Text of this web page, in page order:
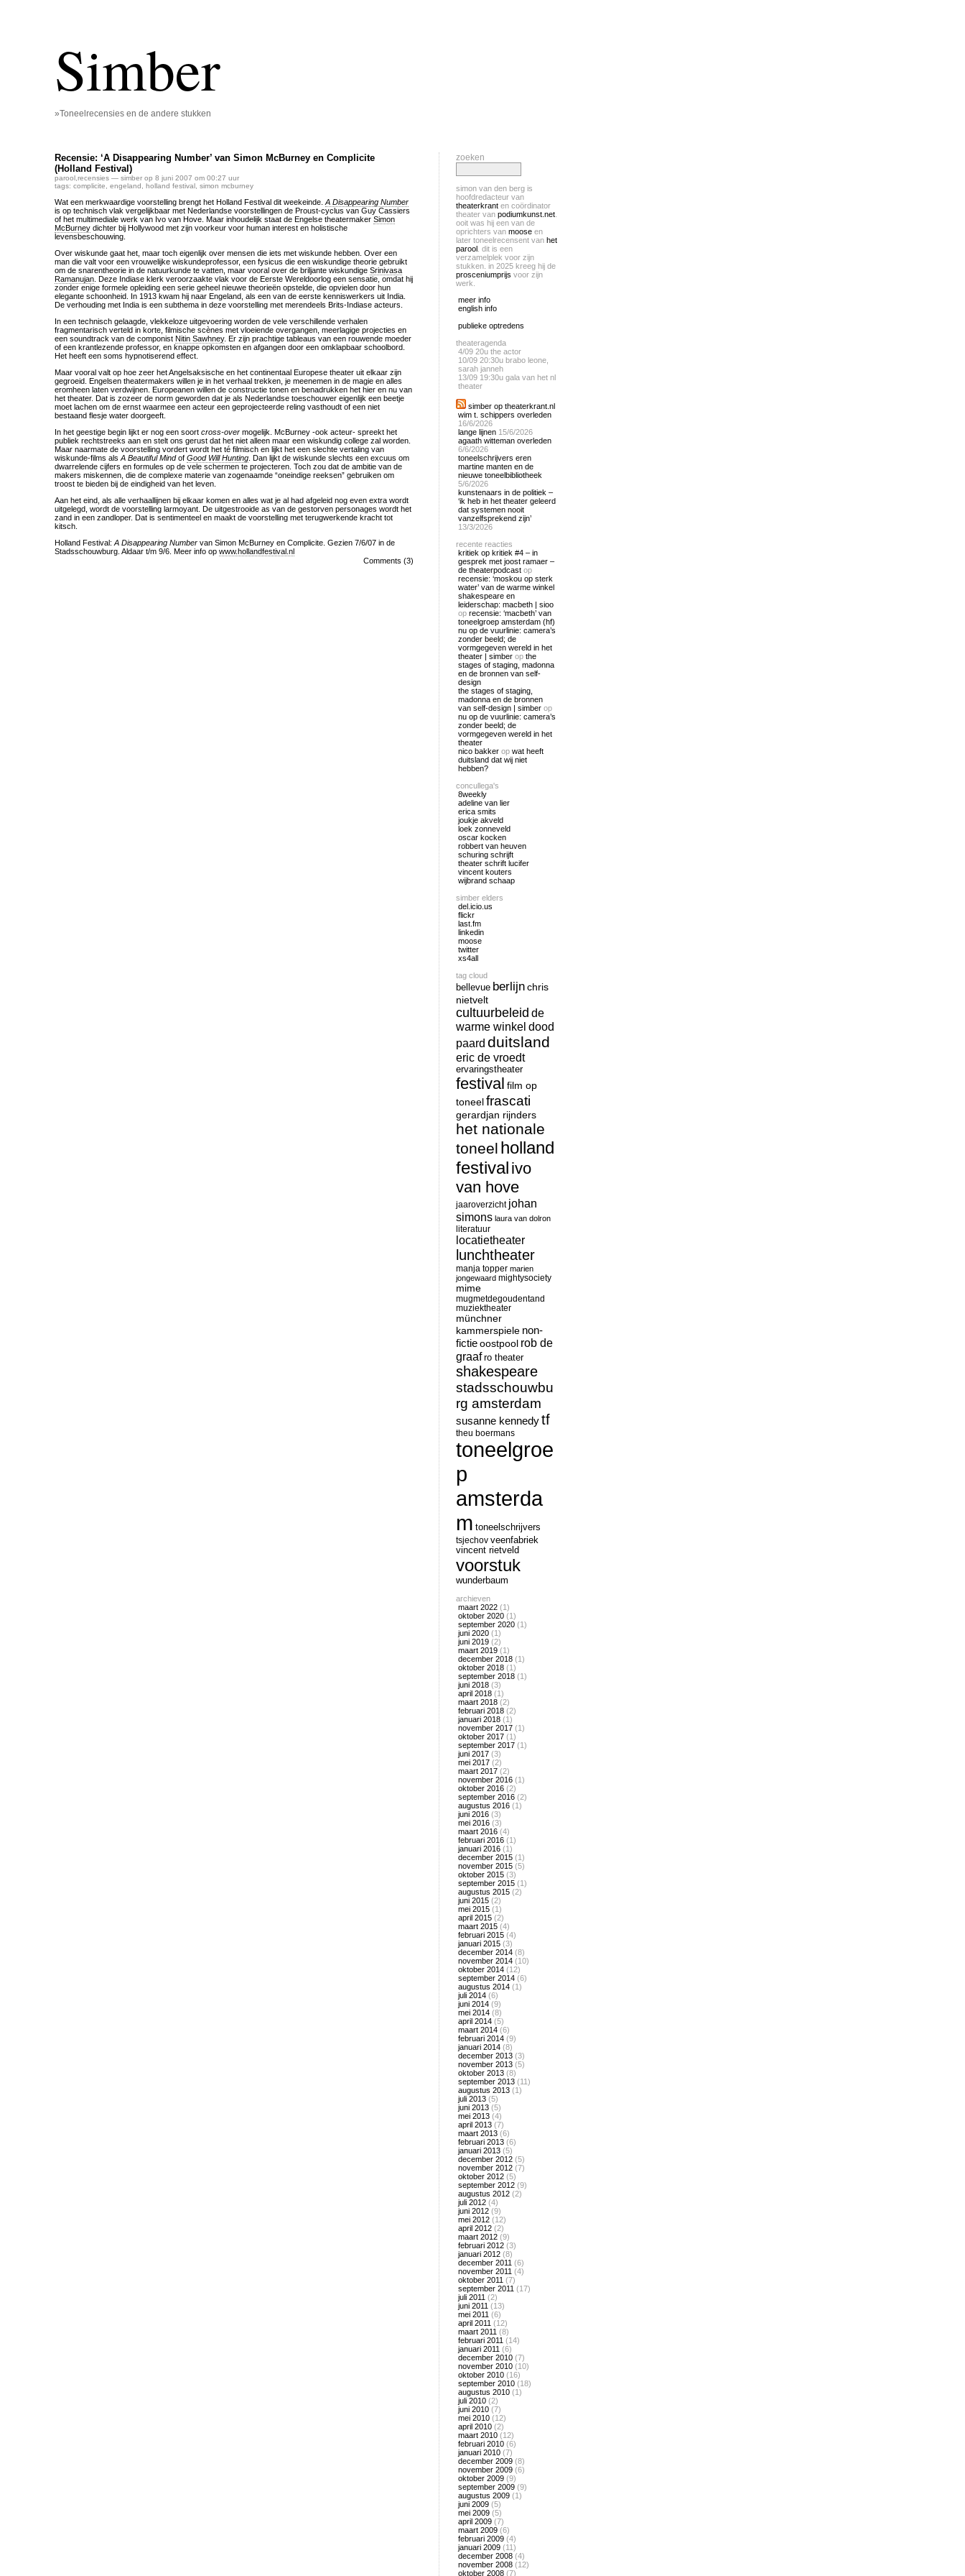
Simber
»Toneelrecensies en de andere stukken
Recensie: ‘A Disappearing Number’ van Simon McBurney en Complicite
(Holland Festival)
parool recensies — simber op 8 juni 2007 om 00:27 uur
tags: complicite engeland holland festival simon mcburney
Wat een merkwaardige voorstelling brengt het Holland Festival dit weekeinde. A Disappearing Number
is op technisch vlak vergelijkbaar met Nederlandse voorstellingen de Proust-cyclus van Guy Cassiers
of het multimediale werk van Ivo van Hove. Maar inhoudelijk staat de Engelse theatermaker Simon
McBurney dichter bij Hollywood met zijn voorkeur voor human interest en holistische
levensbeschouwing.
Over wiskunde gaat het, maar toch eigenlijk over mensen die iets met wiskunde hebben. Over een
man die valt voor een vrouwelijke wiskundeprofessor, een fysicus die een wiskundige theorie gebruikt
om de snarentheorie in de natuurkunde te vatten, maar vooral over de briljante wiskundige Srinivasa
Ramanujan . Deze Indiase klerk veroorzaakte vlak voor de Eerste Wereldoorlog een sensatie, omdat hij
zonder enige formele opleiding een serie geheel nieuwe theorieën opstelde, die opvielen door hun
elegante schoonheid. In 1913 kwam hij naar Engeland, als een van de eerste kenniswerkers uit India.
De verhouding met India is een subthema in deze voorstelling met merendeels Brits-Indiase acteurs.
In een technisch gelaagde, vlekkeloze uitgevoering worden de vele verschillende verhalen
fragmentarisch verteld in korte, filmische scènes met vloeiende overgangen, meerlagige projecties en
een soundtrack van de componist Nitin Sawhney. Er zijn prachtige tableaus van een rouwende moeder
of een krantlezende professor, en knappe opkomsten en afgangen door een omklapbaar schoolbord.
Het heeft een soms hypnotiserend effect.
Maar vooral valt op hoe zeer het Angelsaksische en het continentaal Europese theater uit elkaar zijn
gegroeid. Engelsen theatermakers willen je in het verhaal trekken, je meenemen in de magie en alles
eromheen laten verdwijnen. Europeanen willen de constructie tonen en benadrukken het hier en nu van
het theater. Dat is zozeer de norm geworden dat je als Nederlandse toeschouwer eigenlijk een beetje
moet lachen om de ernst waarmee een acteur een geprojecteerde reling vasthoudt of een niet
bestaand flesje water doorgeeft.
In het geestige begin lijkt er nog een soort cross-over mogelijk. McBurney -ook acteur- spreekt het
publiek rechtstreeks aan en stelt ons gerust dat het niet alleen maar een wiskundig college zal worden.
Maar naarmate de voorstelling vordert wordt het té filmisch en lijkt het een slechte vertaling van
wiskunde-films als A Beautiful Mindof Good Will Hunting . Dan lijkt de wiskunde slechts een excuus om
dwarrelende cijfers en formules op de vele schermen te projecteren. Toch zou dat de ambitie van de
makers miskennen, die de complexe materie van zogenaamde “oneindige reeksen” gebruiken om
troost te bieden bij de eindigheid van het leven.
Aan het eind, als alle verhaallijnen bij elkaar komen en alles wat je al had afgeleid nog even extra wordt
uitgelegd, wordt de voorstelling larmoyant. De uitgestrooide as van de gestorven personages wordt het
zand in een zandloper. Dat is sentimenteel en maakt de voorstelling met terugwerkende kracht tot
kitsch.
Holland Festival: A Disappearing Number van Simon McBurney en Complicite. Gezien 7/6/07 in de
Stadsschouwburg. Aldaar t/m 9/6. Meer info op www.hollandfestival.nl
Comments (3)
zoeken
simon van den berg is
hoofdredacteur van
theaterkrant en coördinator
theater van podiumkunst.net
ooit was hij een van de
oprichters van moose en
later toneelrecensent van het
parool . dit is een
verzamelplek voor zijn
stukken. in 2025 kreeg hij de
prosceniumprijs voor zijn
werk.
meer info
english info
publieke optredens
theateragenda
4/09 20u the actor
10/09 20:30u brabo leone,
sarah janneh
13/09 19:30u gala van het nl
theater
simber op theaterkrant.nl
wim t. schippers overleden
16/6/2026
lange lijnen 15/6/2026
agaath witteman overleden
6/6/2026
toneelschrijvers eren
martine manten en de
nieuwe toneelbibliotheek
5/6/2026
kunstenaars in de politiek –
‘ik heb in het theater geleerd
dat systemen nooit
vanzelfsprekend zijn’
13/3/2026
recente reacties
kritiek op kritiek #4 – in
gesprek met joost ramaer –
de theaterpodcast op
recensie: ‘moskou op sterk
water’ van de warme winkel
shakespeare en
leiderschap: macbeth | sioo
op recensie: ‘macbeth’ van
toneelgroep amsterdam (hf)
nu op de vuurlinie: camera’s
zonder beeld; de
vormgegeven wereld in het
theater | simber op the
stages of staging, madonna
en de bronnen van self-
design
the stages of staging,
madonna en de bronnen
van self-design | simber op
nu op de vuurlinie: camera’s
zonder beeld; de
vormgegeven wereld in het
theater
nico bakker op wat heeft
duitsland dat wij niet
hebben?
concullega's
8weekly
adeline van lier
erica smits
joukje akveld
loek zonneveld
oscar kocken
robbert van heuven
schuring schrijft
theater schrift lucifer
vincent kouters
wijbrand schaap
simber elders
del.icio.us
flickr
last.fm
linkedin
moose
twitter
xs4all
tag cloud
bellevue berlijnchris
nietvelt
cultuurbeleid de
warme winkel dood
paard duitsland
eric de vroedt
ervaringstheater
festival film op
toneelfrascati
gerardjan rijnders
het nationale
toneel holland
festival ivo
van hove
jaaroverzicht johan
simons laura van dolron
literatuur
locatietheater
lunchtheater
manja topper marien
jongewaard mightysociety
mime
mugmetdegoudentand
muziektheater
münchner
kammerspiele non-
fictieoostpool rob de
graaf ro theater
shakespeare
stadsschouwbu
rg amsterdam
susanne kennedytf
theu boermans
toneelgroe
p
amsterda
m toneelschrijvers
tsjechov veenfabriek
vincent rietveld
voorstuk
wunderbaum
archieven
maart 2022 (1)
oktober 2020 (1)
september 2020 (1)
juni 2020 (1)
juni 2019 (2)
maart 2019 (1)
december 2018 (1)
oktober 2018 (1)
september 2018 (1)
juni 2018 (3)
april 2018 (1)
maart 2018 (2)
februari 2018 (2)
januari 2018 (1)
november 2017 (1)
oktober 2017 (1)
september 2017 (1)
juni 2017 (3)
mei 2017 (2)
maart 2017 (2)
november 2016 (1)
oktober 2016 (2)
september 2016 (2)
augustus 2016 (1)
juni 2016 (3)
mei 2016 (3)
maart 2016 (4)
februari 2016 (1)
januari 2016 (1)
december 2015 (1)
november 2015 (5)
oktober 2015 (3)
september 2015 (1)
augustus 2015 (2)
juni 2015 (2)
mei 2015 (1)
april 2015 (2)
maart 2015 (4)
februari 2015 (4)
januari 2015 (3)
december 2014 (8)
november 2014 (10)
oktober 2014 (12)
september 2014 (6)
augustus 2014 (1)
juli 2014 (6)
juni 2014 (9)
mei 2014 (8)
april 2014 (5)
maart 2014 (6)
februari 2014 (9)
januari 2014 (8)
december 2013 (3)
november 2013 (5)
oktober 2013 (8)
september 2013 (11)
augustus 2013 (1)
juli 2013 (5)
juni 2013 (5)
mei 2013 (4)
april 2013 (7)
maart 2013 (6)
februari 2013 (6)
januari 2013 (5)
december 2012 (5)
november 2012 (7)
oktober 2012 (5)
september 2012 (9)
augustus 2012 (2)
juli 2012 (4)
juni 2012 (9)
mei 2012 (12)
april 2012 (2)
maart 2012 (9)
februari 2012 (3)
januari 2012 (8)
december 2011 (6)
november 2011 (4)
oktober 2011 (7)
september 2011 (17)
juli 2011 (2)
juni 2011 (13)
mei 2011 (6)
april 2011 (12)
maart 2011 (8)
februari 2011 (14)
januari 2011 (6)
december 2010 (7)
november 2010 (10)
oktober 2010 (16)
september 2010 (18)
augustus 2010 (1)
juli 2010 (2)
juni 2010 (7)
mei 2010 (12)
april 2010 (2)
maart 2010 (12)
februari 2010 (6)
januari 2010 (7)
december 2009 (8)
november 2009 (6)
oktober 2009 (9)
september 2009 (9)
augustus 2009 (1)
juni 2009 (5)
mei 2009 (5)
april 2009 (7)
maart 2009 (6)
februari 2009 (4)
januari 2009 (11)
december 2008 (4)
november 2008 (12)
oktober 2008 (7)